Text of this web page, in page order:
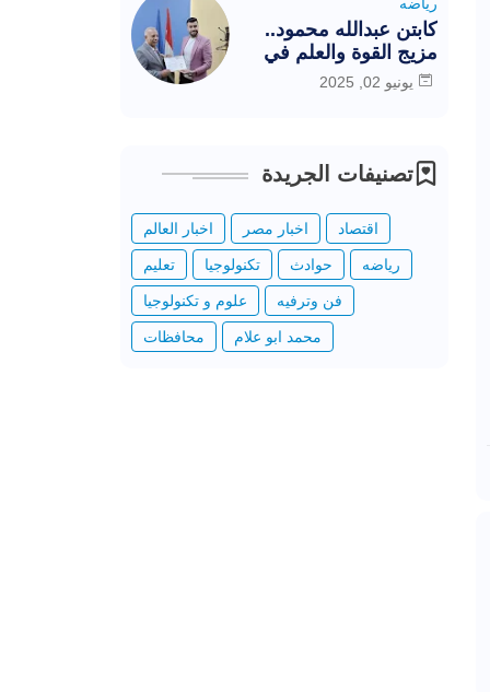
كابتن عبدالله محمود..
مزيج القوة والعلم في
خدمة الرياضة المصرية
يونيو 02, 2025
تصنيفات الجريدة
اخبار العالم اخبار مصر اقتصاد
تعليم تكنولوجيا حوادث رياضه
علوم و تكنولوجيا فن وترفيه
محافظات محمد ابو علام